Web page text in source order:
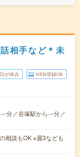
相手など＊未
が休み WEB登録OK
分／谷塚駅から---分／
相談もOK ※週3なども